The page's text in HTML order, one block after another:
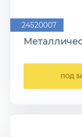
24520007
ПОД